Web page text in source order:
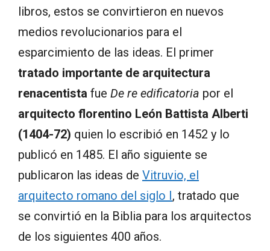
libros, estos se convirtieron en nuevos
medios revolucionarios para el
esparcimiento de las ideas. El primer
tratado importante de arquitectura
renacentista fue De re edificatoria por el
arquitecto florentino León Battista Alberti
(1404-72) quien lo escribió en 1452 y lo
publicó en 1485. El año siguiente se
publicaron las ideas de Vitruvio, el
arquitecto romano del siglo I, tratado que
se convirtió en la Biblia para los arquitectos
de los siguientes 400 años.